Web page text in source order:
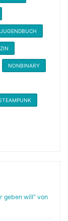
NONBINARY
geben will” von